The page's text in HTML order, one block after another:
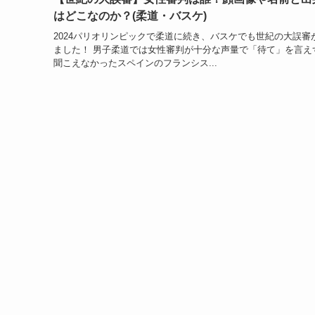
はどこなのか？(柔道・バスケ)
2024パリオリンピックで柔道に続き、バスケでも世紀の大誤審
ました！ 男子柔道では女性審判が十分な声量で「待て」を言え
聞こえなかったスペインのフランシス...